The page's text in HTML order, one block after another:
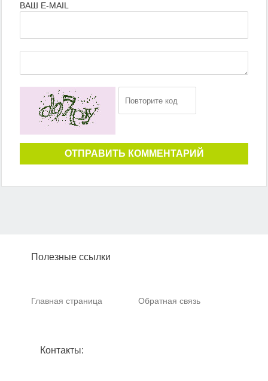
ВАШ E-MAIL
ОТПРАВИТЬ КОММЕНТАРИЙ
Полезные ссылки
Главная страница Обратная связь
Контакты: